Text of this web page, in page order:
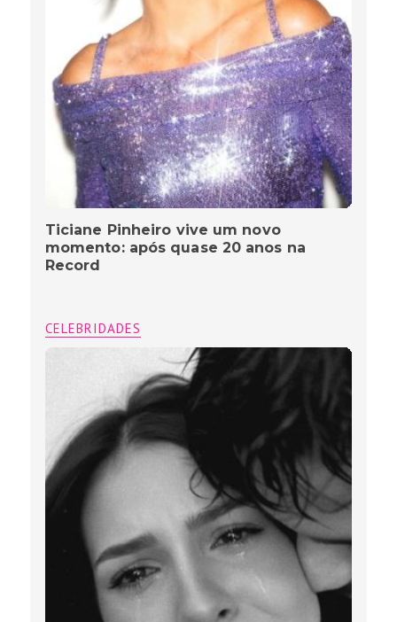
Ticiane Pinheiro vive um novo
momento: após quase 20 anos na
Record
CELEBRIDADES